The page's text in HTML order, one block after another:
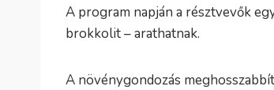
A program napján a résztvevők
brokkolit – arathatnak.
A növénygondozás